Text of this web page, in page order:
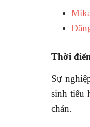
Thời
Sự
sinh tiểu
chán.